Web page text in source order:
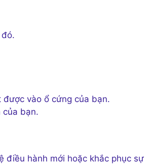
vào ổ cứng của bạn.
của bạn.
điều hành mới hoặc khắc phục sự